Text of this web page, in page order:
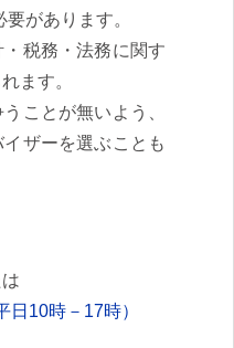
があります。
税務・法務に関す
ます。
ことが無いよう、
ザーを選ぶことも
は
日10時－17時）